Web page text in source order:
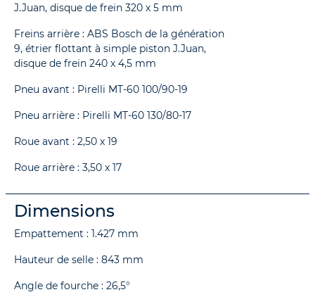
J.Juan, disque de frein 320 x 5 mm
Freins arrière : ABS Bosch de la génération
9, étrier flottant à simple piston J.Juan,
disque de frein 240 x 4,5 mm
Pneu avant : Pirelli MT-60 100/90-19
Pneu arrière : Pirelli MT-60 130/80-17
Roue avant : 2,50 x 19
Roue arrière : 3,50 x 17
Dimensions
Empattement : 1.427 mm
Hauteur de selle : 843 mm
Angle de fourche : 26,5°